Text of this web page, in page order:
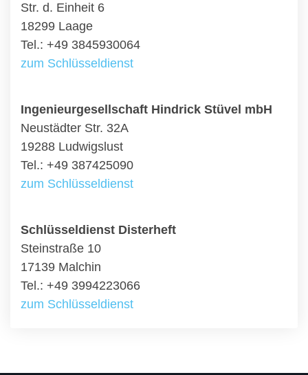
Str. d. Einheit 6
18299 Laage
Tel.: +49 3845930064
zum Schlüsseldienst
Ingenieurgesellschaft Hindrick Stüvel mbH
Neustädter Str. 32A
19288 Ludwigslust
Tel.: +49 387425090
zum Schlüsseldienst
Schlüsseldienst Disterheft
Steinstraße 10
17139 Malchin
Tel.: +49 3994223066
zum Schlüsseldienst